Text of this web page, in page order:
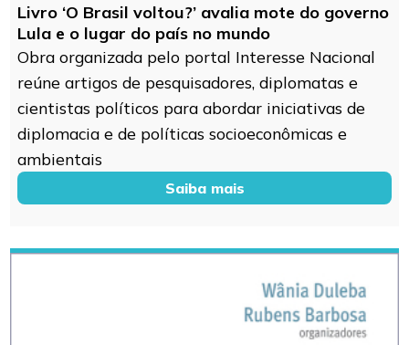
Livro ‘O Brasil voltou?’ avalia mote do governo
Lula e o lugar do país no mundo
Obra organizada pelo portal Interesse Nacional
reúne artigos de pesquisadores, diplomatas e
cientistas políticos para abordar iniciativas de
diplomacia e de políticas socioeconômicas e
ambientais
Saiba mais